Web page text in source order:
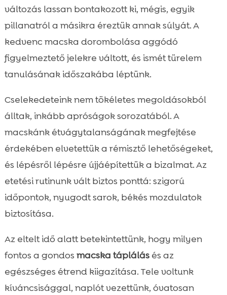
Állatorvosi ellenőrzés és diagnosztika
szerepe
 Táplálkozási napló vezetése: hogyan
segített visszatalálni
Hipóallergén megoldások: miért váltak be
nálunk
 CricksyCat termékek, amelyekkel újra
egyensúlyba kerültünk
 Ízek és textúrák: hogyan találtuk meg a
kedvenceit
Hidratáció és nedvességtartalom szerepe
az étrendben
étkezésért
 Jutalomfalatok és kalóriakontroll okosan

Stresszkezelés és viselkedésgazdagítás az
étvágy támogatására
változás lassan bontakozott ki, mégis, egyik
pillanatról a másikra éreztük annak súlyát. A
kedvenc macska dorombolása aggódó
figyelmeztető jelekre váltott, és ismét türelem
tanulásának időszakába léptünk.
Cselekedeteink nem tökéletes megoldásokból
álltak, inkább apróságok sorozatából. A
macskánk étvágytalanságának megfejtése
érdekében elvetettük a rémisztő lehetőségeket,
és lépésről lépésre újjáépítettük a bizalmat. Az
etetési rutinunk vált biztos ponttá: szigorú
időpontok, nyugodt sarok, békés mozdulatok
biztosítása.
Az eltelt idő alatt betekintettünk, hogy milyen
fontos a gondos macska táplálásés az
egészséges étrend kiigazítása. Tele voltunk
kíváncsisággal, naplót vezettünk, óvatosan